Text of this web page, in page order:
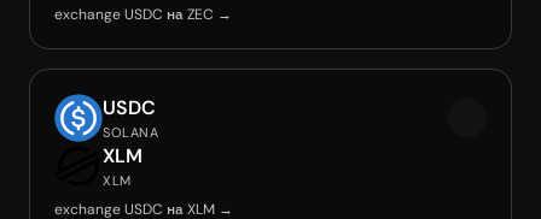
exchange USDC на ZEC →
USDC
SOLANA
XLM
XLM
exchange USDC на XLM →